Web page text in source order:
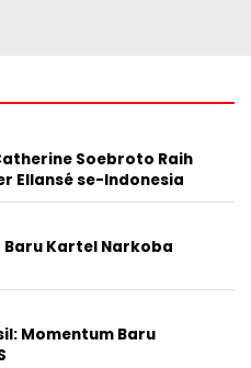
Soebroto Raih
Ellansé se-Indonesia
Kartel Narkoba
Momentum Baru